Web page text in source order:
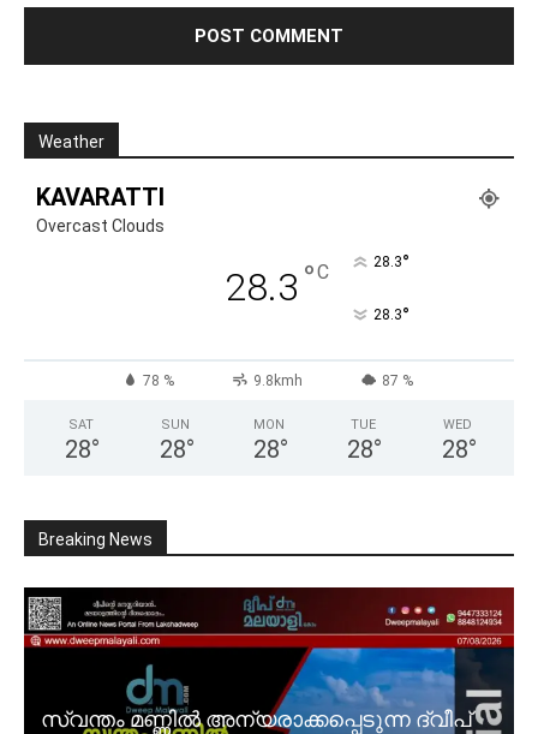
Weather
KAVARATTI
Overcast Clouds
28.3 °C 28.3°
28.3°
78 % 9.8kmh 87 %
SAT
28°
SUN
28°
MON
28°
TUE
28°
WED
28°
Breaking News
സ്വന്തം മണ്ണിൽ അന്യരാക്കപ്പെടുന്ന ദ്വീപ്